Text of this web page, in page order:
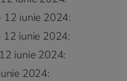
12 iunie 2024:
12 iunie 2024:
iunie 2024:
2024: